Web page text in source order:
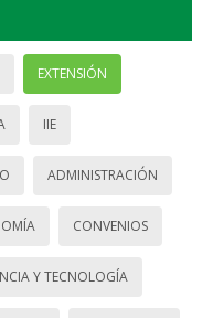
EXTENSIÓN
IIE
ADMINISTRACIÓN
CONVENIOS
Y TECNOLOGÍA